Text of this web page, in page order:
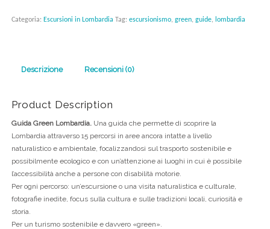
Categoria: Escursioni in Lombardia Tag: escursionismo, green, guide, lombardia
Descrizione Recensioni (0)
Product Description
Guida Green Lombardia. Una guida che permette di scoprire la
Lombardia attraverso 15 percorsi in aree ancora intatte a livello
naturalistico e ambientale, focalizzandosi sul trasporto sostenibile e
possibilmente ecologico e con un’attenzione ai luoghi in cui è possibile
l’accessibilità anche a persone con disabilità motorie.
Per ogni percorso: un’escursione o una visita naturalistica e culturale,
fotografie inedite, focus sulla cultura e sulle tradizioni locali, curiosità e
storia.
Per un turismo sostenibile e davvero «green».